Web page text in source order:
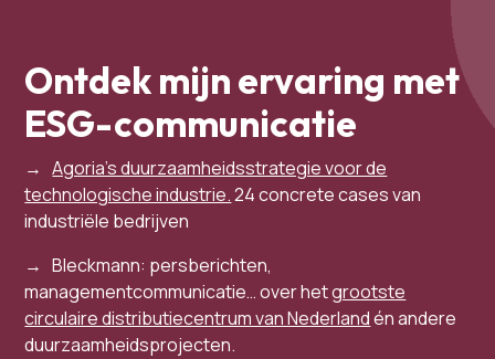
Ontdek mijn ervaring met
ESG-communicatie
→Agoria’s duurzaamheidsstrategie voor de
technologische industrie.24 concrete cases van
industriële bedrijven
→ Bleckmann: persberichten,
managementcommunicatie… over hetgrootste
circulaire distributiecentrum van Nederlandén andere
duurzaamheidsprojecten.